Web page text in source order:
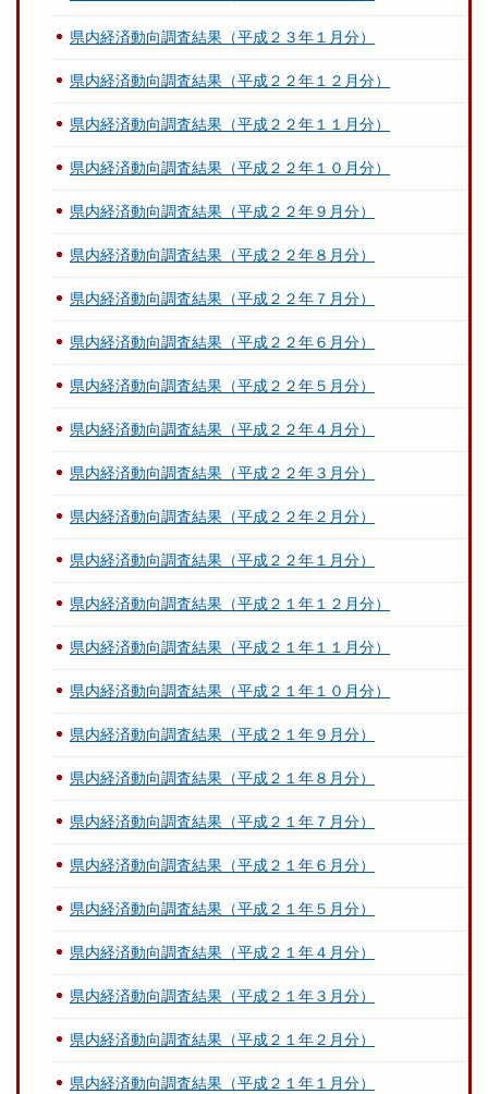
県内経済動向調査結果（平成２３年１月分）
県内経済動向調査結果（平成２２年１２月分）
県内経済動向調査結果（平成２２年１１月分）
県内経済動向調査結果（平成２２年１０月分）
県内経済動向調査結果（平成２２年９月分）
県内経済動向調査結果（平成２２年８月分）
県内経済動向調査結果（平成２２年７月分）
県内経済動向調査結果（平成２２年６月分）
県内経済動向調査結果（平成２２年５月分）
県内経済動向調査結果（平成２２年４月分）
県内経済動向調査結果（平成２２年３月分）
県内経済動向調査結果（平成２２年２月分）
県内経済動向調査結果（平成２２年１月分）
県内経済動向調査結果（平成２１年１２月分）
県内経済動向調査結果（平成２１年１１月分）
県内経済動向調査結果（平成２１年１０月分）
県内経済動向調査結果（平成２１年９月分）
県内経済動向調査結果（平成２１年８月分）
県内経済動向調査結果（平成２１年７月分）
県内経済動向調査結果（平成２１年６月分）
県内経済動向調査結果（平成２１年５月分）
県内経済動向調査結果（平成２１年４月分）
県内経済動向調査結果（平成２１年３月分）
県内経済動向調査結果（平成２１年２月分）
県内経済動向調査結果（平成２１年１月分）